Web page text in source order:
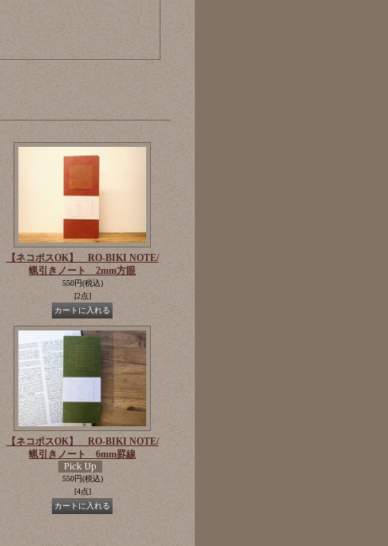
【ネコポスOK】 RO-BIKI NOTE/
蝋引きノート 2mm方眼
550円(税込)
[2点]
【ネコポスOK】 RO-BIKI NOTE/
蝋引きノート 6mm罫線
550円(税込)
[4点]